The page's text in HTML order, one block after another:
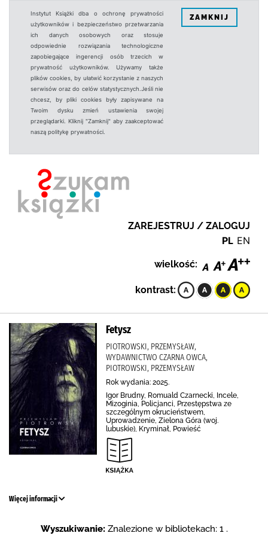
Instytut Książki dba o ochronę prywatności
użytkowników i bezpieczeństwo przetwarzania
ich danych osobowych oraz stosuje
odpowiednie rozwiązania technologiczne
zapobiegające ingerencji osób trzecich w
prywatność użytkowników. Używamy także
plików cookies, by ułatwić korzystanie z naszych
serwisów oraz do celów statystycznych.Jeśli nie
chcesz, by pliki cookies były zapisywane na
Twoim dysku zmień ustawienia swojej
przeglądarki. Kliknij "Zamknij" aby zaakceptować
naszą politykę prywatności.
ZAMKNIJ
ZAREJESTRUJ / ZALOGUJ
PL EN
wielkość:
kontrast:
Fetysz
PIOTROWSKI, PRZEMYSŁAW,
WYDAWNICTWO CZARNA OWCA,
PIOTROWSKI, PRZEMYSŁAW
Rok wydania: 2025.
Igor Brudny, Romuald Czarnecki, Incele,
Mizoginia, Policjanci, Przestępstwa ze
szczególnym okrucieństwem,
Uprowadzenie, Zielona Góra (woj.
lubuskie), Kryminał, Powieść
Więcej informacji
Wyszukiwanie: Znalezione w bibliotekach: 1 .